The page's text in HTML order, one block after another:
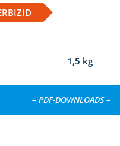
1,5 kg
– PDF-DOWNLOADS –